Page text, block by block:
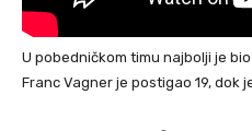
U pobedničkom timu najbolji je
Franc Vagner je postigao 19, dok